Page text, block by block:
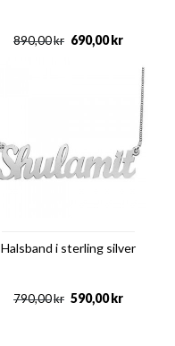
kr
890,00 kr
690,00
Halsband i sterling silver
kr
790,00 kr
590,00